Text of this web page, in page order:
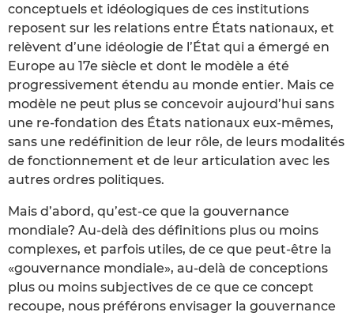
conceptuels et idéologiques de ces institutions
reposent sur les relations entre États nationaux, et
relèvent d’une idéologie de l’État qui a émergé en
Europe au 17e siècle et dont le modèle a été
progressivement étendu au monde entier. Mais ce
modèle ne peut plus se concevoir aujourd’hui sans
une re-fondation des États nationaux eux-mêmes,
sans une redéfinition de leur rôle, de leurs modalités
de fonctionnement et de leur articulation avec les
autres ordres politiques.
Mais d’abord, qu’est-ce que la gouvernance
mondiale? Au-delà des définitions plus ou moins
complexes, et parfois utiles, de ce que peut-être la
«gouvernance mondiale», au-delà de conceptions
plus ou moins subjectives de ce que ce concept
recoupe, nous préférons envisager la gouvernance